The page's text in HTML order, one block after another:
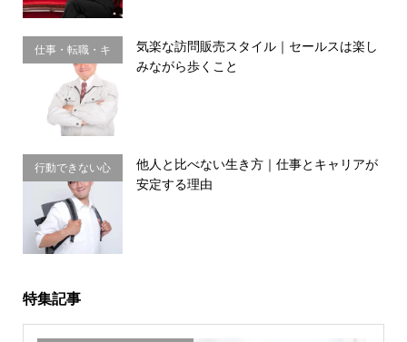
仕事・転職・キ
ャリア
気楽な訪問販売スタイル｜セールスは楽し
みながら歩くこと
行動できない心
理・思い込み
他人と比べない生き方｜仕事とキャリアが
安定する理由
特集記事